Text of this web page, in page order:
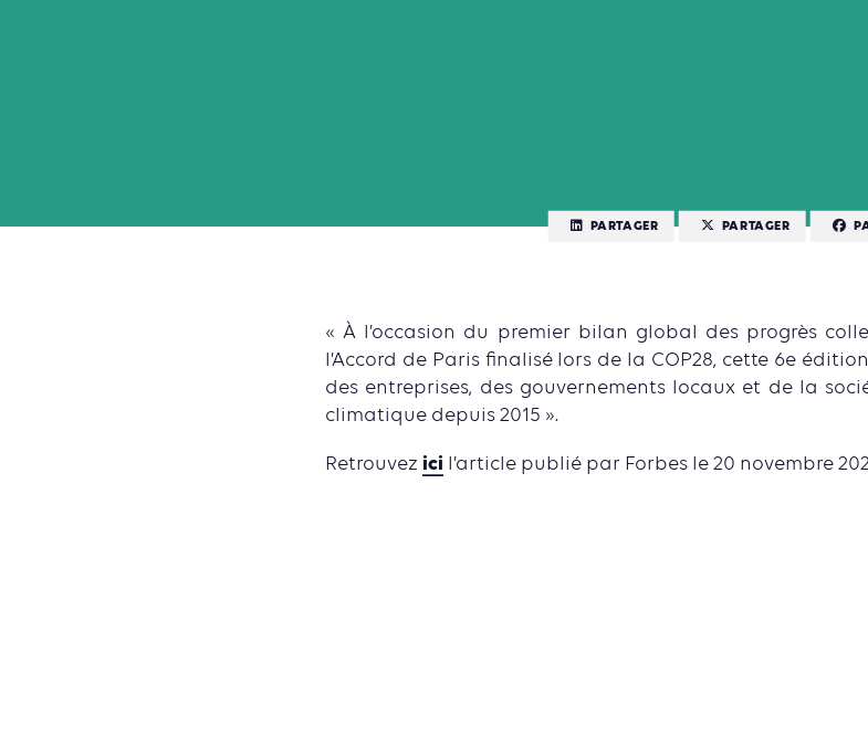
PARTAGER PARTAGER
« À l’occasion du premier bilan global des progrès
l’Accord de Paris finalisé lors de la COP28, cette 6e
des entreprises, des gouvernements locaux et de la
climatique depuis 2015 ».
Retrouvez ici l’article publié par Forbes le 20 novembre